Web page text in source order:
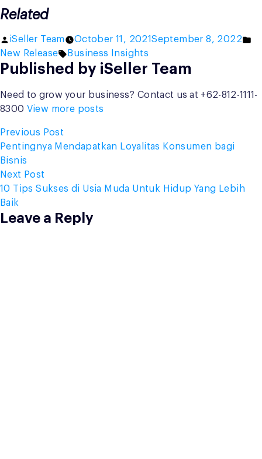
Related
Posted
by
iSeller Team October 11, 2021September 8, 2022
New Release Tags:
Business Insights
Published by iSeller Team
Need to grow your business? Contact us at +62-812-1111-
8300 View more posts
Post
navigation
Previous Post
post:
Pentingnya Mendapatkan Loyalitas Konsumen bagi
Bisnis
Next Post
post:
10 Tips Sukses di Usia Muda Untuk Hidup Yang Lebih
Baik
Leave a Reply